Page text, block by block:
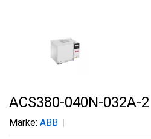
ACS380-040N-032A-2
Marke: ABB